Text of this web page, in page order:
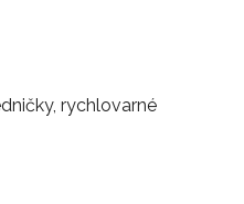
rychlovarné